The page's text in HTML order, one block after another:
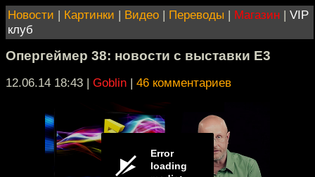
Новости | Картинки | Видео | Переводы | Магазин | VIP
клуб
Опергеймер 38: новости с выставки E3
12.06.14 18:43 | Goblin | 46 комментариев